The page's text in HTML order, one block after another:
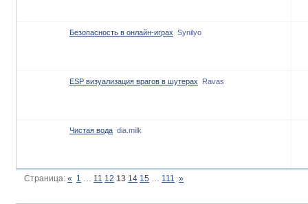
Безопасность в онлайн-играх Synilyo
ESP визуализация врагов в шутерах Ravas
Чистая вода dia.milk
Страница:« 1 11 12 13 14 15 111 »